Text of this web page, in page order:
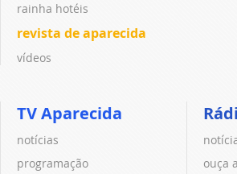
rainha hotéis
revista de aparecida
vídeos
TV Aparecida
notícias
programação
ouça